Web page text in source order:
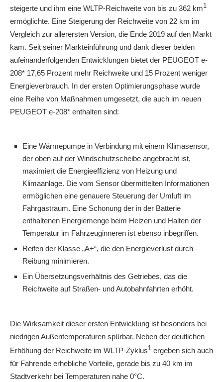
steigerte und ihm eine WLTP-Reichweite von bis zu 362 km1
ermöglichte. Eine Steigerung der Reichweite von 22 km im
Vergleich zur allerersten Version, die Ende 2019 auf den Markt
kam. Seit seiner Markteinführung und dank dieser beiden
aufeinanderfolgenden Entwicklungen bietet der PEUGEOT e-
208* 17,65 Prozent mehr Reichweite und 15 Prozent weniger
Energieverbrauch. In der ersten Optimierungsphase wurde
eine Reihe von Maßnahmen umgesetzt, die auch im neuen
PEUGEOT e-208* enthalten sind:
Eine Wärmepumpe in Verbindung mit einem Klimasensor,
der oben auf der Windschutzscheibe angebracht ist,
maximiert die Energieeffizienz von Heizung und
Klimaanlage. Die vom Sensor übermittelten Informationen
ermöglichen eine genauere Steuerung der Umluft im
Fahrgastraum. Eine Schonung der in der Batterie
enthaltenen Energiemenge beim Heizen und Halten der
Temperatur im Fahrzeuginneren ist ebenso inbegriffen.
Reifen der Klasse „A+“, die den Energieverlust durch
Reibung minimieren.
Ein Übersetzungsverhältnis des Getriebes, das die
Reichweite auf Straßen- und Autobahnfahrten erhöht.
Die Wirksamkeit dieser ersten Entwicklung ist besonders bei
niedrigen Außentemperaturen spürbar. Neben der deutlichen
Erhöhung der Reichweite im WLTP-Zyklus1 ergeben sich auch
für Fahrende erhebliche Vorteile, gerade bis zu 40 km im
Stadtverkehr bei Temperaturen nahe 0°C.